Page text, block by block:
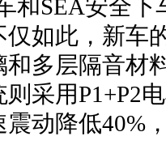
和SEA安全
如此，新车
多层隔音材
采用P1+P2
动降低40%